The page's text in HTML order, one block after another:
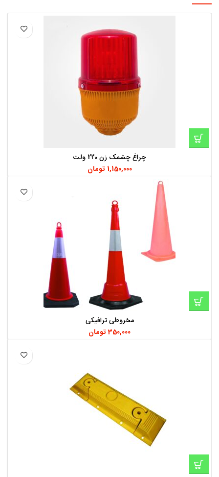
چراغ چشمک زن 220 ولت
1,150,000 تومان
مخروطی ترافیکی
350,000 تومان